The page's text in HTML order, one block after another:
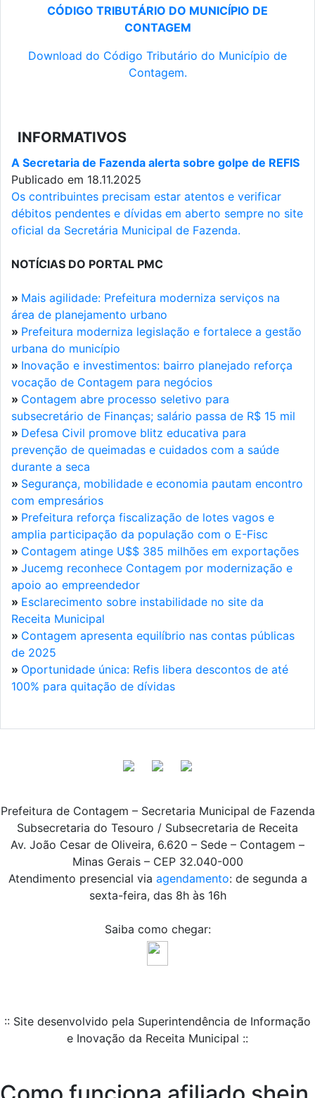
CÓDIGO TRIBUTÁRIO DO MUNICÍPIO DE
CONTAGEM
Download do Código Tributário do Município de
Contagem.
INFORMATIVOS
A Secretaria de Fazenda alerta sobre golpe de REFIS
Publicado em 18.11.2025
Os contribuintes precisam estar atentos e verificar
débitos pendentes e dívidas em aberto sempre no site
oficial da Secretária Municipal de Fazenda.
NOTÍCIAS DO PORTAL PMC
» Mais agilidade: Prefeitura moderniza serviços na
área de planejamento urbano
» Prefeitura moderniza legislação e fortalece a gestão
urbana do município
» Inovação e investimentos: bairro planejado reforça
vocação de Contagem para negócios
» Contagem abre processo seletivo para
subsecretário de Finanças; salário passa de R$ 15 mil
» Defesa Civil promove blitz educativa para
prevenção de queimadas e cuidados com a saúde
durante a seca
» Segurança, mobilidade e economia pautam encontro
com empresários
» Prefeitura reforça fiscalização de lotes vagos e
amplia participação da população com o E-Fisc
» Contagem atinge U$$ 385 milhões em exportações
» Jucemg reconhece Contagem por modernização e
apoio ao empreendedor
» Esclarecimento sobre instabilidade no site da
Receita Municipal
» Contagem apresenta equilíbrio nas contas públicas
de 2025
» Oportunidade única: Refis libera descontos de até
100% para quitação de dívidas
Prefeitura de Contagem – Secretaria Municipal de Fazenda
Subsecretaria do Tesouro / Subsecretaria de Receita
Av. João Cesar de Oliveira, 6.620 – Sede – Contagem –
Minas Gerais – CEP 32.040-000
Atendimento presencial via agendamento: de segunda a
sexta-feira, das 8h às 16h
Saiba como chegar:
:: Site desenvolvido pela Superintendência de Informação
e Inovação da Receita Municipal ::